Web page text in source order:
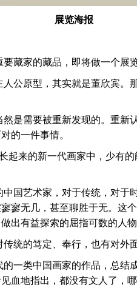
展览海报
藏家的藏品，即将做一个展
公原型，其实就是董欣宾。
是需要被重新发现的。重新
的一件事情。
起来的新一代画家中，少有
国艺术家，对于传统，对于
寥无几，甚至聊胜于无。这
出有益探索的屈指可数的人
统的笃定、奉行，也有对外
一类中国画家的作品，总结
血地指出，都没有文人了，